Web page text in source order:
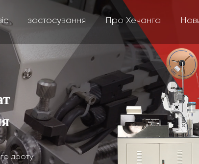
застосування Про Хечанга
дроту